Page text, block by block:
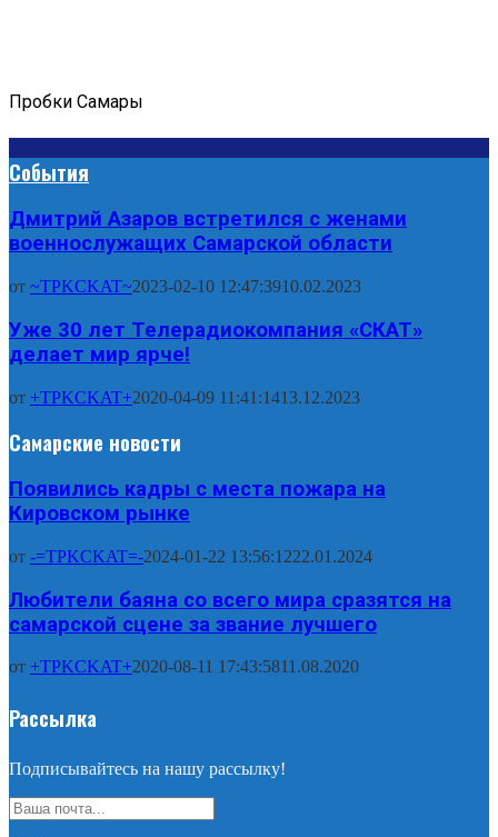
Пробки Самары
События
Дмитрий Азаров встретился с женами
военнослужащих Самарской области
от ~TPKCKAT~2023-02-10 12:47:3910.02.2023
Уже 30 лет Телерадиокомпания «СКАТ»
делает мир ярче!
от +TPKCKAT+2020-04-09 11:41:1413.12.2023
Самарские новости
Появились кадры с места пожара на
Кировском рынке
от -=TPKCKAT=-2024-01-22 13:56:1222.01.2024
Любители баяна со всего мира сразятся на
самарской сцене за звание лучшего
от +TPKCKAT+2020-08-11 17:43:5811.08.2020
Рассылка
Подписывайтесь на нашу рассылку!